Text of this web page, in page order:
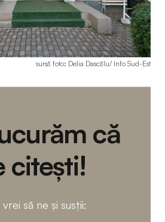
sursă foto: Delia Dascălu/ Info Sud-Est
că
citești!
vrei să ne și susții: